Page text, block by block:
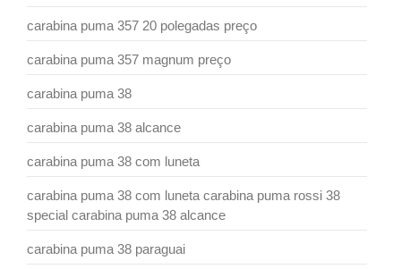
carabina puma 357 20 polegadas preço
carabina puma 357 magnum preço
carabina puma 38
carabina puma 38 alcance
carabina puma 38 com luneta
carabina puma 38 com luneta carabina puma rossi 38
special carabina puma 38 alcance
carabina puma 38 paraguai